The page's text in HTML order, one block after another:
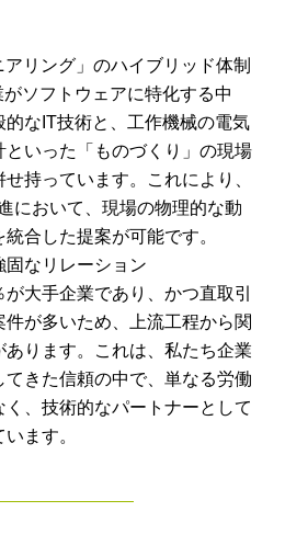
アリング」のハイブリッド体制
ソフトウェアに特化する中
的なIT技術と、工作機械の電気
といった「ものづくり」の現場
持っています。これにより、
において、現場の物理的な動
合した提案が可能です。
固なリレーション
大手企業であり、かつ直取引
件が多いため、上流工程から関
あります。これは、私たち企業
てきた信頼の中で、単なる労働
く、技術的なパートナーとして
ます。